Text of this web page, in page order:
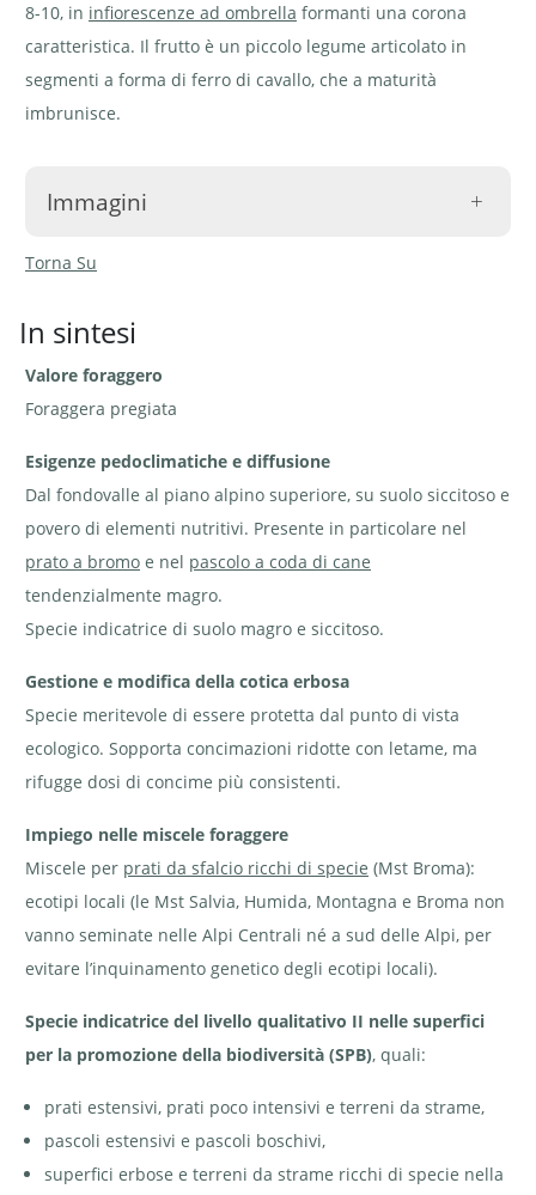
8-10, in infiorescenze ad ombrella formanti una corona
caratteristica. Il frutto è un piccolo legume articolato in
segmenti a forma di ferro di cavallo, che a maturità
imbrunisce.
Immagini
Sferracavallo comune -
Hippocrepis comosa | ©
Agroscope
ferro di
e-pics
Sferracavallo comune -
Baccelli articolati in
di cavallo | © Agroscope
Sferracavallo
comune -
Hippocrepis
comosa.
Bruco di
Lysandra
Krebs
Sferracavallo comune -
Bruco di coridone -
pics A. Krebs
Torna Su
In sintesi
Valore foraggero
Foraggera pregiata
Esigenze pedoclimatiche e diffusione
Dal fondovalle al piano alpino superiore, su suolo siccitoso e
povero di elementi nutritivi. Presente in particolare nel
prato a bromo e nel pascolo a coda di cane
tendenzialmente magro.
Specie indicatrice di suolo magro e siccitoso.
Gestione e modifica della cotica erbosa
Specie meritevole di essere protetta dal punto di vista
ecologico. Sopporta concimazioni ridotte con letame, ma
rifugge dosi di concime più consistenti.
Impiego nelle miscele foraggere
Miscele per prati da sfalcio ricchi di specie (Mst Broma):
ecotipi locali (le Mst Salvia, Humida, Montagna e Broma non
vanno seminate nelle Alpi Centrali né a sud delle Alpi, per
evitare l’inquinamento genetico degli ecotipi locali).
Specie indicatrice del livello qualitativo II nelle superfici
per la promozione della biodiversità (SPB), quali:
prati estensivi, prati poco intensivi e terreni da strame,
pascoli estensivi e pascoli boschivi,
superfici erbose e terreni da strame ricchi di specie nella